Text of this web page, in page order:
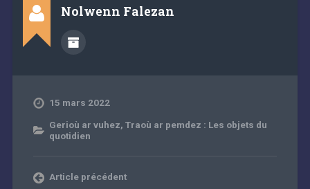
Nolwenn Falezan
15 mars 2022
Gerioù ar vuhez, Traoù ar pemdez : Les objets du
quotidien
Article précédent